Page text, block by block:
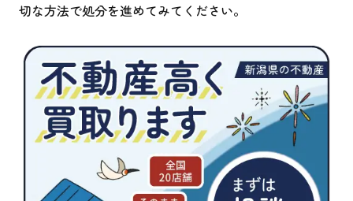
切な方法で処分を進めてみてください。